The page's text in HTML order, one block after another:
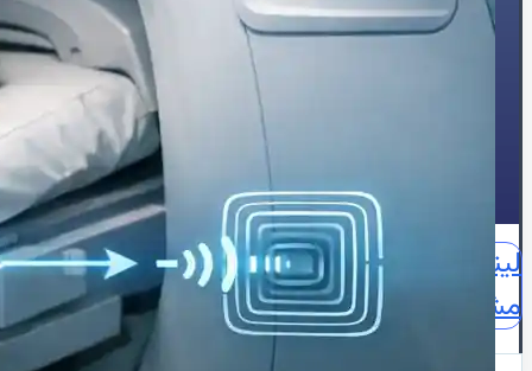
🩺دکتر محبوبه شیخ
🏥درباره کلینیک
📃سوابق علمی و اجرایی
📞تماس با ما
لینکدین اینستاگرامآپاراتواتساپواتساپ
مشاوره
نقشهایمیل